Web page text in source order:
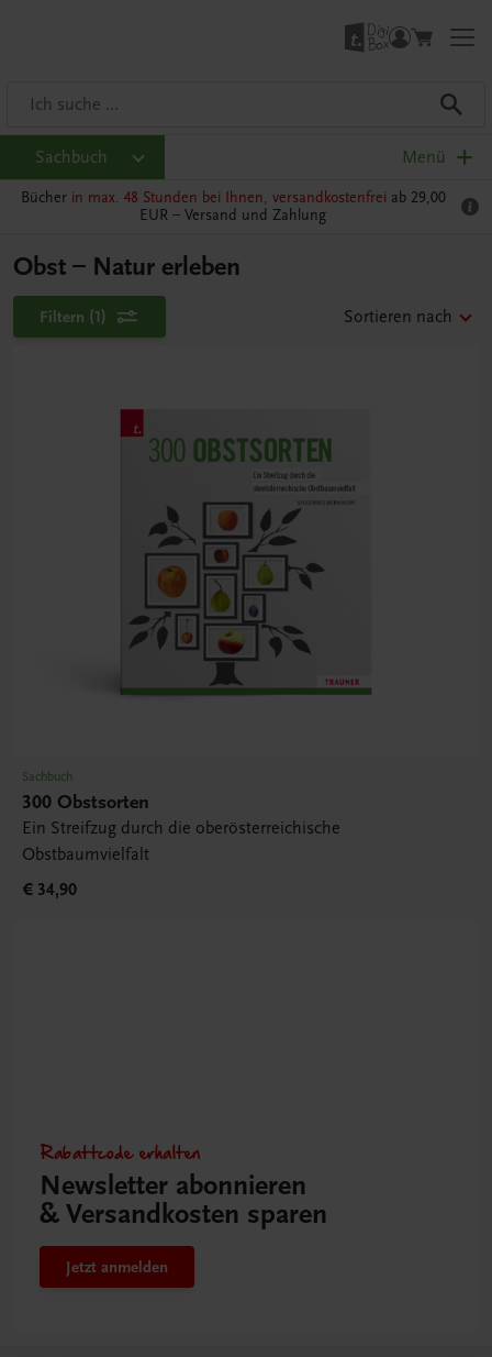
Sachbuch Menü
Bücher in max. 48 Stunden bei Ihnen, versandkostenfrei ab 29,00
EUR – Versand und Zahlung
Obst – Natur erleben
Filtern (1) Sortieren nach
Sachbuch
300 Obstsorten
Ein Streifzug durch die oberösterreichische
Obstbaumvielfalt
€ 34,90
Rabattcode erhalten
Newsletter abonnieren
& Versandkosten sparen
Jetzt anmelden